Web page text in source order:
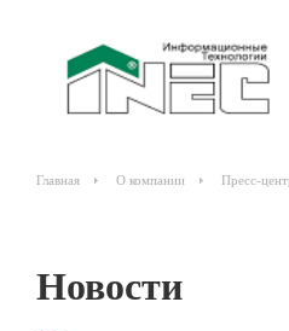
Главная О компании Пресс-
Новости